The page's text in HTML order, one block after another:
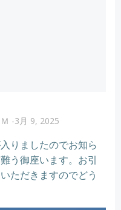
-3月 9, 2025
りましたのでお知ら
う御座います。お引
ただきますのでどう